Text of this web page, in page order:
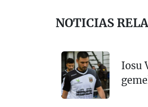
NOTICIAS
Iosu